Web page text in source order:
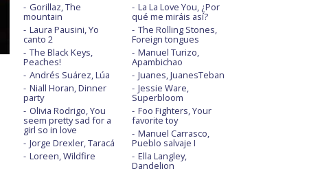
Gorillaz, The
mountain
Laura Pausini, Yo
canto 2
The Black Keys,
Peaches!
Andrés Suárez, Lúa
Niall Horan, Dinner
party
Olivia Rodrigo, You
seem pretty sad for a
girl so in love
Jorge Drexler, Taracá
Loreen, Wildfire
La La Love You, ¿Por
qué me miráis así?
The Rolling Stones,
Foreign tongues
Manuel Turizo,
Apambichao
Juanes, JuanesTeban
Jessie Ware,
Superbloom
Foo Fighters, Your
favorite toy
Manuel Carrasco,
Pueblo salvaje I
Ella Langley,
Dandelion